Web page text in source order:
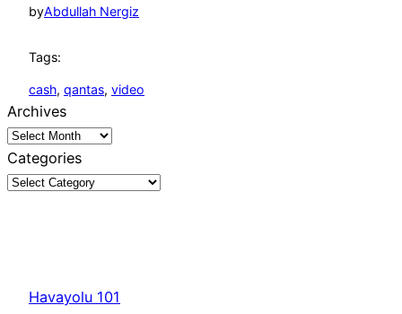
byAbdullah Nergiz
Tags:
cash, qantas, video
Archives
Categories
Havayolu 101